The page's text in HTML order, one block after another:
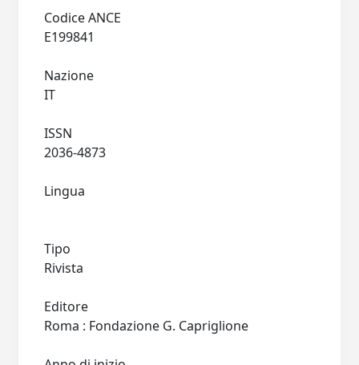
Codice ANCE
Nazione
ISSN
Lingua
Tipo
Rivista
Editore